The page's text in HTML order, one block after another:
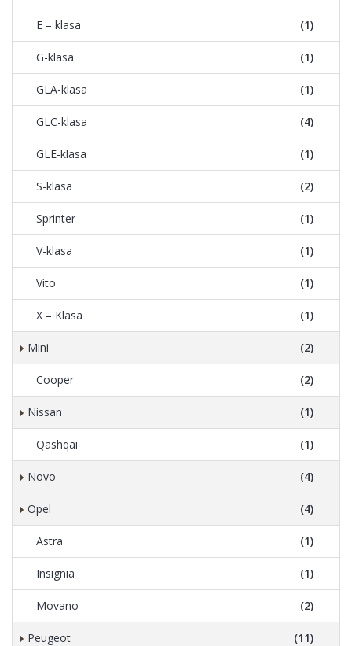
E – klasa (1)
G-klasa (1)
GLA-klasa (1)
GLC-klasa (4)
GLE-klasa (1)
S-klasa (2)
Sprinter (1)
V-klasa (1)
Vito (1)
X – Klasa (1)
Mini (2)
Cooper (2)
Nissan (1)
Qashqai (1)
Novo (4)
Opel (4)
Astra (1)
Insignia (1)
Movano (2)
Peugeot (11)